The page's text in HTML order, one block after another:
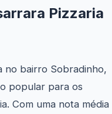
Pizzaria
no bairro Sobradinho,
popular para os
Com uma nota média